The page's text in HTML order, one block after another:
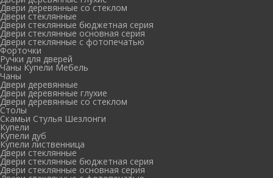
Двери деревянные со стеклом
Двери стеклянные
Двери стеклянные бюджетная серия
Двери стеклянные основная серия
Двери стеклянные с фотопечатью
Форточки
Ручки для дверей
Чаны Купели Мебель
Чаны
Двери деревянные
Двери деревянные глухие
Двери деревянные со стеклом
Столы
Скамьи Стулья Шезлонги
Купели
Купели дуб
Купели лиственница
Двери стеклянные
Двери стеклянные бюджетная серия
Двери стеклянные основная серия